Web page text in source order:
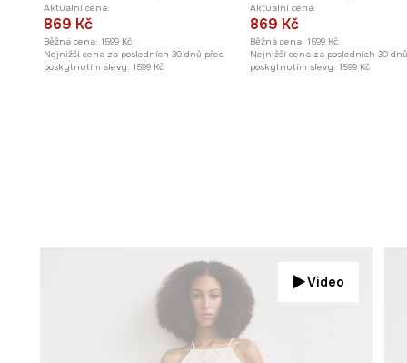
Aktuální cena:
869 Kč
Běžná cena: 1599 Kč
Nejnižší cena za posledních 30 dnů před
poskytnutím slevy: 1599 Kč
Aktuální cena:
869 Kč
Běžná cena: 1599 Kč
Nejnižší cena za posledních 30
poskytnutím slevy: 1599 Kč
Video